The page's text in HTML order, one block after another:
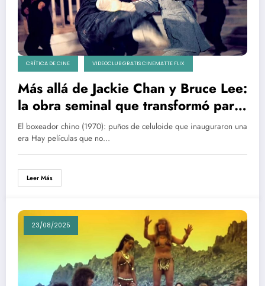
CRÍTICA DE CINE VIDEOCLUB GRATIS CINEMATTE FLIX
Más allá de Jackie Chan y Bruce Lee:
la obra seminal que transformó para
siempre el cine de artes marciales
hace más de medio siglo
El boxeador chino (1970): puños de celuloide que inauguraron una
era Hay películas que no…
Leer Más
23/08/2025